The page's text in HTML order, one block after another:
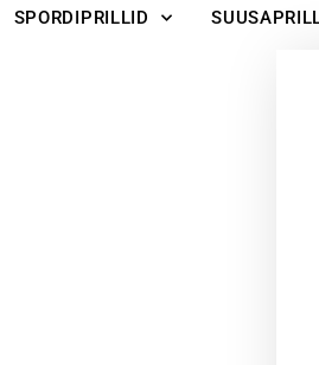
SPORDIPRILLID